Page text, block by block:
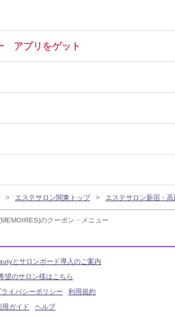
のクーポン・メニュー
アプリをゲット
エステサロン関東トップ エステサロン新宿・
とサロンボード導入のご案内
望のサロン様はこちら
ライバシーポリシー
利用規約
用ガイド
ヘルプ